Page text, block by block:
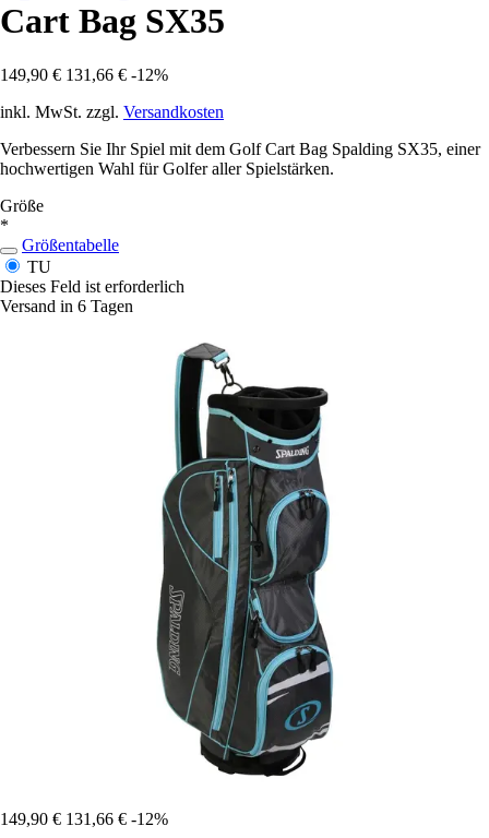
Cart Bag SX35
149,90 € 131,66 € -12%
inkl. MwSt. zzgl. Versandkosten
Verbessern Sie Ihr Spiel mit dem Golf Cart Bag Spalding SX35, einer
hochwertigen Wahl für Golfer aller Spielstärken.
Größe
*
Größentabelle
TU
Dieses Feld ist erforderlich
Versand in 6 Tagen
149,90 € 131,66 € -12%